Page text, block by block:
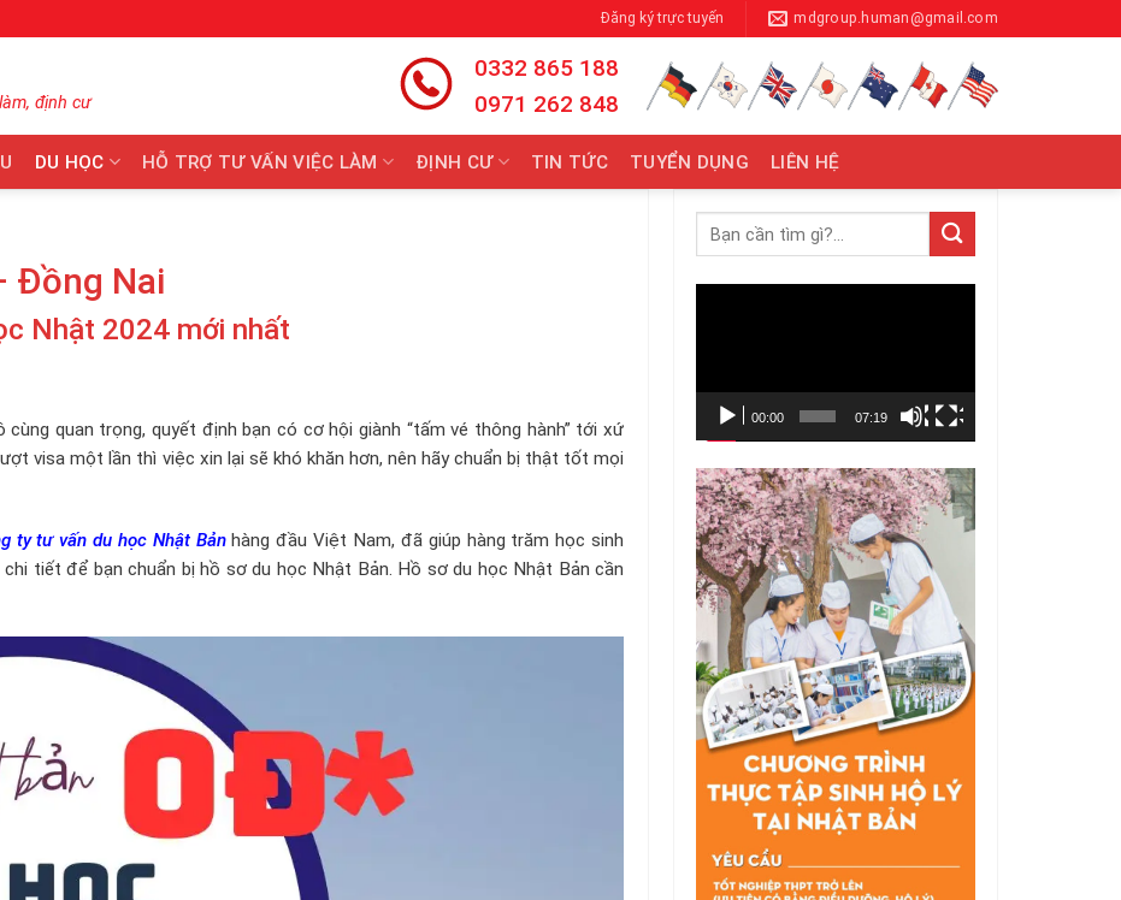
Đăng ký trực tuyến mdgroup.human@gmail.com
định cư
0332 865 188
0971 262 848
DU HỌC HỖ TRỢ TƯ VẤN VIỆC LÀM ĐỊNH CƯ TIN TỨC TUYỂN DỤNG LIÊN HỆ
Đồng Nai
Nhật 2024 mới nhất
quan trọng, quyết định bạn có cơ hội giành “tấm vé thông hành” tới xứ
visa một lần thì việc xin lại sẽ khó khăn hơn, nên hãy chuẩn bị thật tốt mọi
ty tư vấn du học Nhật Bảnhàng đầu Việt Nam, đã giúp hàng trăm học sinh
tiết để bạn chuẩn bị hồ sơ du học Nhật Bản. Hồ sơ du học Nhật Bản cần
00:00 07:19